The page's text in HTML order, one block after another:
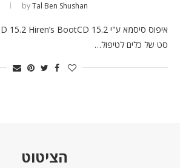
byTal Ben Shushan
סט של כלים לטיפול…
הציטוט